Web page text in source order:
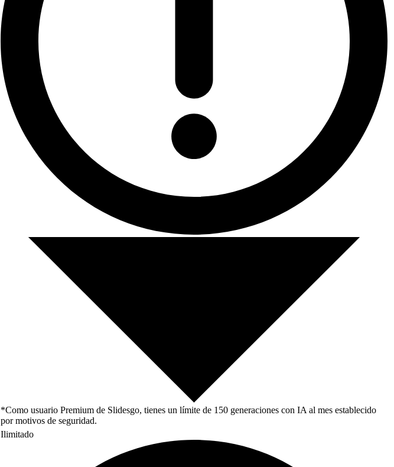
*Como usuario Premium de Slidesgo, tienes un límite de 150 generaciones con IA al mes establecido
por motivos de seguridad.
Ilimitado